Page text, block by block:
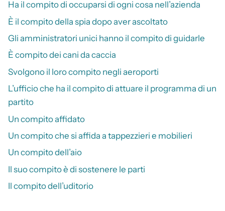
Ha il compito di occuparsi di ogni cosa nell’azienda
È il compito della spia dopo aver ascoltato
Gli amministratori unici hanno il compito di guidarle
È compito dei cani da caccia
Svolgono il loro compito negli aeroporti
L’ufficio che ha il compito di attuare il programma di un
partito
Un compito affidato
Un compito che si affida a tappezzieri e mobilieri
Un compito dell’aio
Il suo compito è di sostenere le parti
Il compito dell’uditorio